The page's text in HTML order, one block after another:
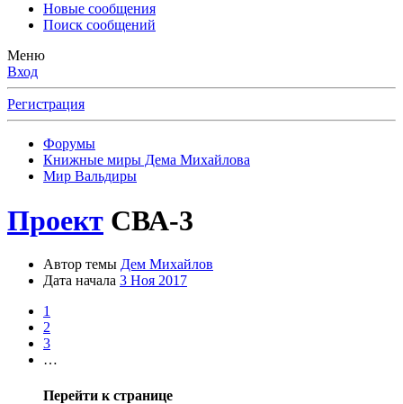
Новые сообщения
Поиск сообщений
Меню
Вход
Регистрация
Форумы
Книжные миры Дема Михайлова
Мир Вальдиры
Проект СВА-3
Автор темы Дем Михайлов
Дата начала 3 Ноя 2017
1
2
3
…
Перейти к странице